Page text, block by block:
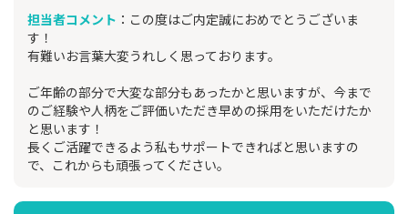
担当者コメント ：この度はご内定誠におめでとうございま
す！
有難いお言葉大変うれしく思っております。
ご年齢の部分で大変な部分もあったかと思いますが、今まで
のご経験や人柄をご評価いただき早めの採用をいただけたか
と思います！
長くご活躍できるよう私もサポートできればと思いますの
で、これからも頑張ってください。